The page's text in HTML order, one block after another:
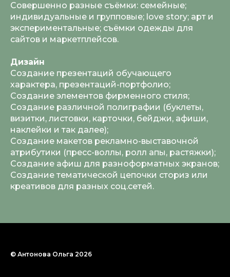
Совершенно разные съёмки: семейные;
индивидуальные и групповые; love story; арт и
экспериментальные; съёмки одежды для
сайтов и маркетплейсов.
Дизайн
Создание презентаций обучающего
характера, презентаций-портфолио;
Создание элементов фирменного стиля;
Создание различной полиграфии (буклеты,
визитки, листовки, карточки, бейджи, афиши,
наклейки и так далее);
Создание макетов рекламно-выставочной
атрибутики (пресс-воллы, ролл апы, растяжки);
Создание афиш для разноформатных экранов;
Создание тематической цепочки сториз или
креативов для разных соц.сетей.
© Антонова Ольга 2026